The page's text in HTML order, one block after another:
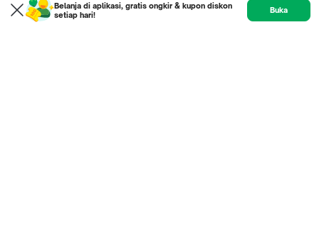
Belanja di aplikasi, gratis ongkir & kupon diskon
setiap hari!
Buka